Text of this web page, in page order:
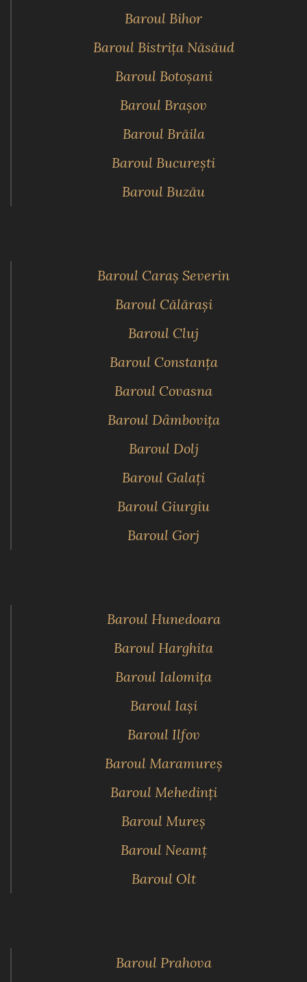
Baroul Bihor
Baroul Bistriţa Năsăud
Baroul Botoşani
Baroul Braşov
Baroul Brăila
Baroul Bucureşti
Baroul Buzău
Baroul Caraş Severin
Baroul Călăraşi
Baroul Cluj
Baroul Constanţa
Baroul Covasna
Baroul Dâmboviţa
Baroul Dolj
Baroul Galaţi
Baroul Giurgiu
Baroul Gorj
Baroul Hunedoara
Baroul Harghita
Baroul Ialomiţa
Baroul Iaşi
Baroul Ilfov
Baroul Maramureş
Baroul Mehedinţi
Baroul Mureş
Baroul Neamţ
Baroul Olt
Baroul Prahova